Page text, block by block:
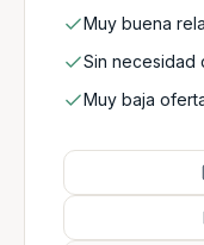
Muy buena
Sin necesidad
Muy baja